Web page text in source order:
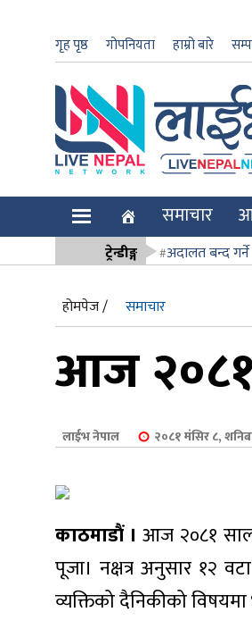
गृह पृष्ठ गोपनियता हाम्रो बारे
समाचार
ट्रेन्डीङ्ग अदालत बन्द गर्ने
होमपेज /
समाचार
आज २०८१
लाईभ नेपाल २०८१ मंसिर ८,
काठमाडौं । आज २०८१ साल
पूजा। नक्षत्र अनुसार १२
व्यक्तिको दैनिकीको